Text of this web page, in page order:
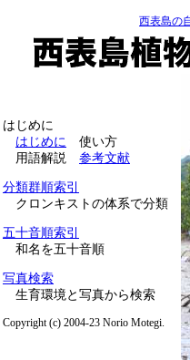
西表島の
はじめに
はじめに 使い方
用語解説 参考文献
分類群順索引
クロンキストの体系で分類
五十音順索引
和名を五十音順
写真検索
生育環境と写真から検索
Copyright (c) 2004-23 Norio Motegi.